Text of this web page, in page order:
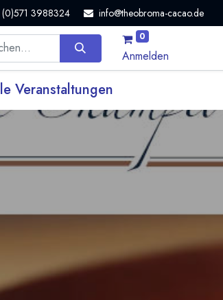
3988324 info@theobroma-cacao.de
0
Anmelden
Veranstaltungen